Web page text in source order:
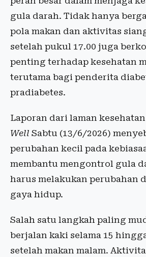
gula darah. Tidak hanya
pola makan dan aktivitas
setelah pukul 17.00 juga
penting terhadap kesehatan
terutama bagi penderita
pradiabetes.
Laporan dari laman
Well Sabtu (13/6/2026)
perubahan kecil pada
membantu mengontrol gula
harus melakukan perubahan
gaya hidup.
Salah satu langkah paling
berjalan kaki selama 15
setelah makan malam.